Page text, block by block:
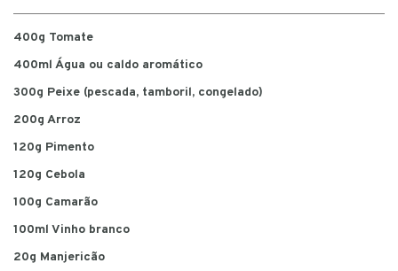
400g Tomate
400ml Água ou caldo aromático
300g Peixe (pescada, tamboril, congelado)
200g Arroz
120g Pimento
120g Cebola
100g Camarão
100ml Vinho branco
20g Manjericão